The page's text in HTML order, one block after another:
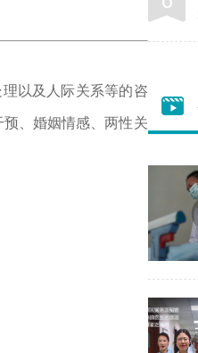
以及人际关系等的咨
、婚姻情感、两性关